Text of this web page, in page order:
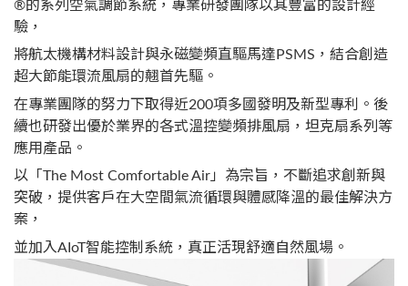
®的系列空氣調節系統，專業研發團隊以其豐富的設計經
驗，
將航太機構材料設計與永磁變頻直驅馬達PSMS，結合創造
超大節能環流風扇的翹首先驅。
在專業團隊的努力下取得近200項多國發明及新型專利。後
續也研發出優於業界的各式溫控變頻排風扇，坦克扇系列等
應用產品。
以「The Most Comfortable Air」為宗旨，不斷追求創新與
突破，提供客戶在大空間氣流循環與體感降溫的最佳解決方
案，
並加入AIoT智能控制系統，真正活現舒適自然風場。